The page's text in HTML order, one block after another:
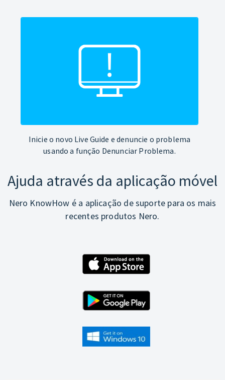
Inicie o novo Live Guide e denuncie o problema
usando a função Denunciar Problema.
Ajuda através da aplicação móvel
Nero KnowHow é a aplicação de suporte para os mais
recentes produtos Nero.